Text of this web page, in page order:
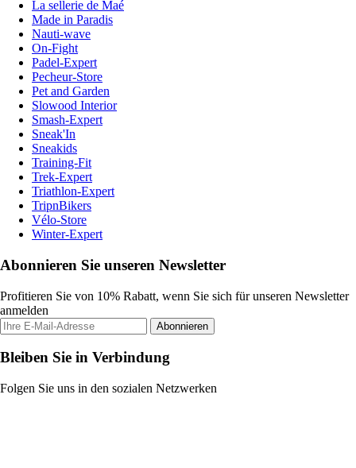
La sellerie de Maé
Made in Paradis
Nauti-wave
On-Fight
Padel-Expert
Pecheur-Store
Pet and Garden
Slowood Interior
Smash-Expert
Sneak'In
Sneakids
Training-Fit
Trek-Expert
Triathlon-Expert
TripnBikers
Vélo-Store
Winter-Expert
Abonnieren Sie unseren Newsletter
Profitieren Sie von 10% Rabatt, wenn Sie sich für unseren Newsletter
anmelden
Abonnieren
Bleiben Sie in Verbindung
Folgen Sie uns in den sozialen Netzwerken